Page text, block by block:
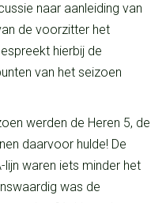
naar aanleiding van
de voorzitter het
hierbij de
van het seizoen
werden de Heren 5, de
daarvoor hulde! De
waren iets minder het
was de